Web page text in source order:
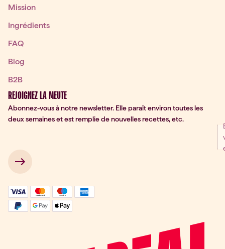
Mission
Ingrédients
FAQ
Blog
B2B
REJOIGNEZ LA MEUTE
Abonnez-vous à notre newsletter. Elle paraît environ toutes les
deux semaines et est remplie de nouvelles recettes, etc.
Signup
→